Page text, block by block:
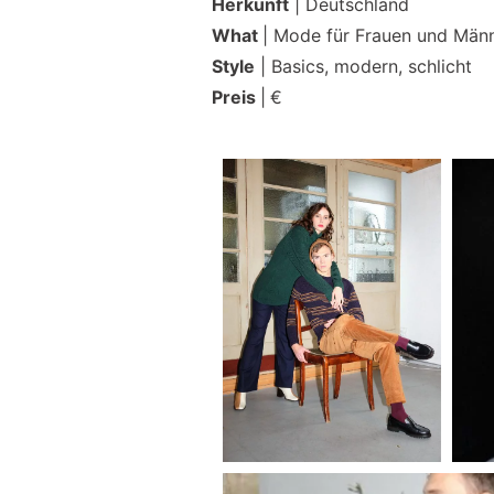
Herkunft | Deutschland
What
| Mode für Frauen und
Style | Basics, modern, schlicht
Preis
€